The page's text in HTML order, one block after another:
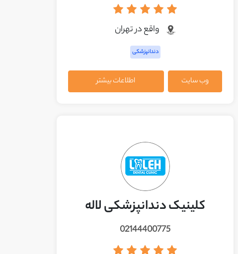
واقع در تهران
دندانپزشکی
وب سایت اطلاعات بیشتر
کلینیک دندانپزشکی لاله
02144400775